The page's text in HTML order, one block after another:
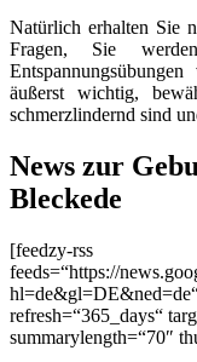
Natürlich erhalten Sie
Fragen, Sie
äußerst wichtig,
schmerzlindernd sind
News zur
Bleckede
[feedzy-rss
feeds=“https://
refresh=“365_days“
summarylength=“70″